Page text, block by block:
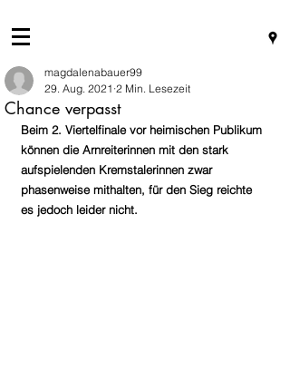
Chance verpasst
magdalenabauer99
29. Aug. 2021 2 Min. Lesezeit
Beim 2. Viertelfinale vor heimischen Publikum
können die Arnreiterinnen mit den stark
aufspielenden Kremstalerinnen zwar
phasenweise mithalten, für den Sieg reichte
es jedoch leider nicht.